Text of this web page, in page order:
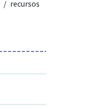
recursos